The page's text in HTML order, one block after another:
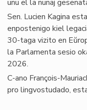
unu el la nunaj
Sen. Lucien Kagina
enpostenigo kiel
30-taga vizito en
la Parlamenta sesio
2026.
C-ano François-
pro lingvostudado,